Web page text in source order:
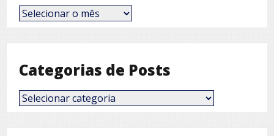
Posts
por
Categorias de Posts
Categorias
de